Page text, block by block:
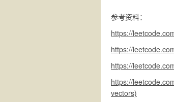
参考资料：
https://
https://
https://
https://
vectors)